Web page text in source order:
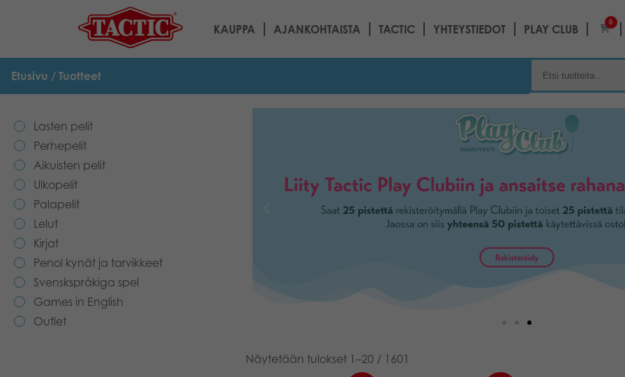
KAUPPA AJANKOHTAISTA TACTIC YHTEYSTIEDOT PLAY CLUB
0
Etusivu / Tuotteet
Lasten pelit
Perhepelit
Aikuisten pelit
Ulkopelit
Palapelit
Lelut
Kirjat
Penol kynät ja tarvikkeet
Svenskspråkiga spel
Games in English
Outlet
Näytetään tulokset 1–20 / 1601